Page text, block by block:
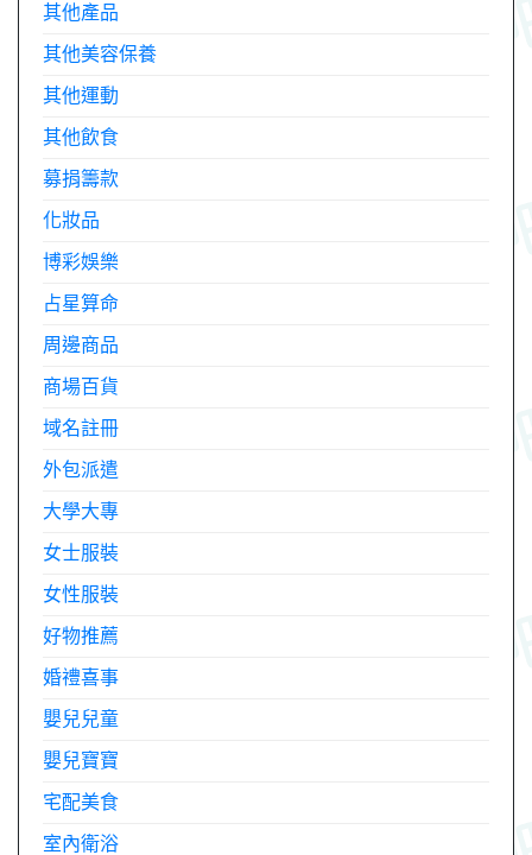
其他產品
其他美容保養
其他運動
其他飲食
募捐籌款
化妝品
博彩娛樂
占星算命
周邊商品
商場百貨
域名註冊
外包派遣
大學大專
女士服裝
女性服裝
好物推薦
婚禮喜事
嬰兒兒童
嬰兒寶寶
宅配美食
室內衛浴